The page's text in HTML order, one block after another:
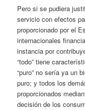
Pero si se pudiera
servicio con efectos
proporcionado por el
internacionales
instancia por
“todo” tiene
“puro” no sería ya un
puro; y todos los
proporcionados
decisión de los